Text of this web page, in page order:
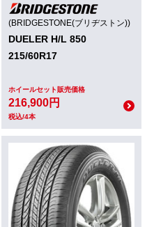
(BRIDGESTONE(ブリヂストン))
DUELER H/L 850
215/60R17
ホイールセット販売価格
216,900円
税込/4本